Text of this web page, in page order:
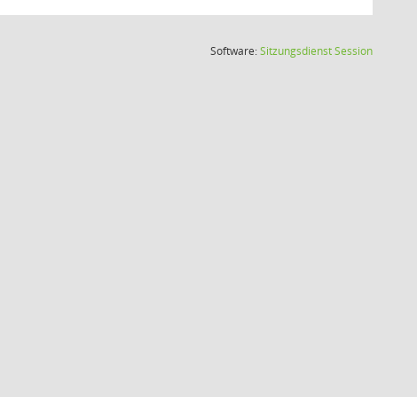
Software:SitzungsdienstSession(Wird in